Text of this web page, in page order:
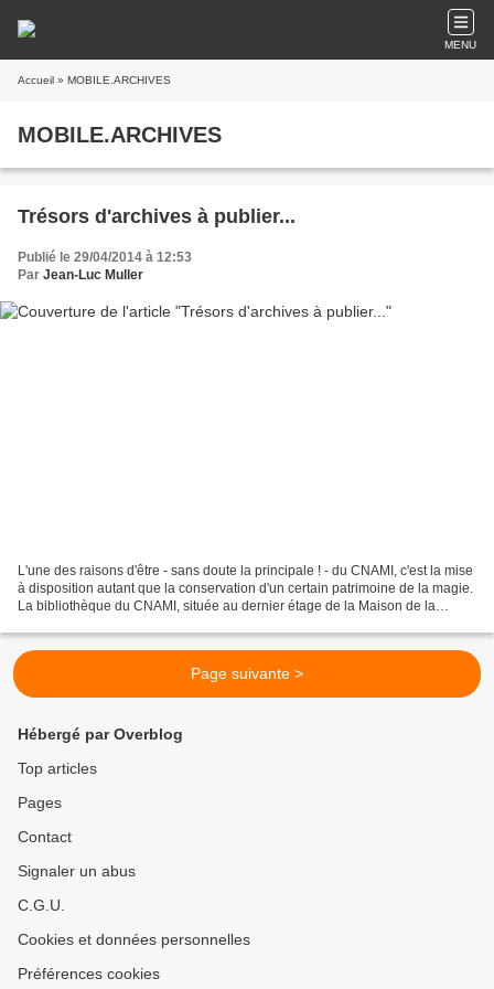
MENU
Accueil » MOBILE.ARCHIVES
MOBILE.ARCHIVES
Trésors d'archives à publier...
Publié le 29/04/2014 à 12:53
Par Jean-Luc Muller
L'une des raisons d'être - sans doute la principale ! - du CNAMI, c'est la mise
à disposition autant que la conservation d'un certain patrimoine de la magie.
La bibliothèque du CNAMI, située au dernier étage de la Maison de la
Page suivante >
Hébergé par Overblog
Top articles
Pages
Contact
Signaler un abus
C.G.U.
Cookies et données personnelles
Préférences cookies